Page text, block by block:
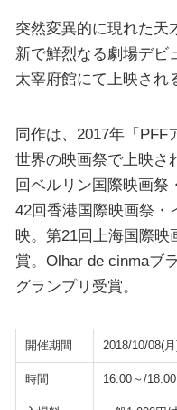
突然変異的に現れた天
新で鮮烈なる劇場デビ
太宰府館にて上映され
同作は、2017年「PFF
世界の映画祭で上映さ
回ベルリン国際映画祭
42回香港国際映画祭・
映。​第21回上海国際映
賞。Olhar de cinmaブ
グランプリ受賞。
開催期間 2018/10/08(
時間 16:00～/18:00